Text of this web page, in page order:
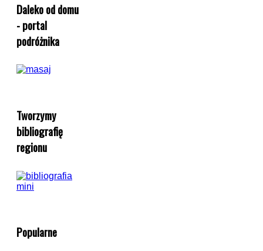
Daleko od domu
- portal
podróżnika
Tworzymy
bibliografię
regionu
Popularne